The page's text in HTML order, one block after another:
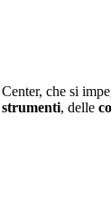
che si
strumenti, delle